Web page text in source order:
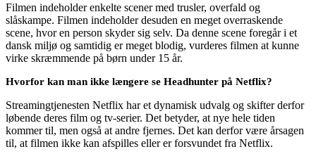
Filmen indeholder enkelte scener med trusler, overfald og
slåskampe. Filmen indeholder desuden en meget overraskende
scene, hvor en person skyder sig selv. Da denne scene foregår i et
dansk miljø og samtidig er meget blodig, vurderes filmen at kunne
virke skræmmende på børn under 15 år.
Hvorfor kan man ikke længere se Headhunter på Netflix?
Streamingtjenesten Netflix har et dynamisk udvalg og skifter derfor
løbende deres film og tv-serier. Det betyder, at nye hele tiden
kommer til, men også at andre fjernes. Det kan derfor være årsagen
til, at filmen ikke kan afspilles eller er forsvundet fra Netflix.